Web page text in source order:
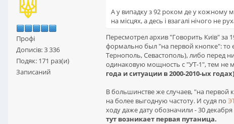
Профі
Дописів: 3 336
Подяк: 171 раз(и)
Записаний
А у випадку з 92 роком де у кожному
на місцях, а десь і взагалі нічого не
Пересмотрел архив "Говорить Київ"
формально был "на первой кнопке": то
Тернополь, Севастополь), либо перед
одинаковую мощность с "УТ-1", тем не
года и ситуации в 2000-2010-ых
В большинстве же случаев, "на первой
на более выгодную частоту. И судя по
ходу даже дату обозначили - 30
тут возникает первая путаница.